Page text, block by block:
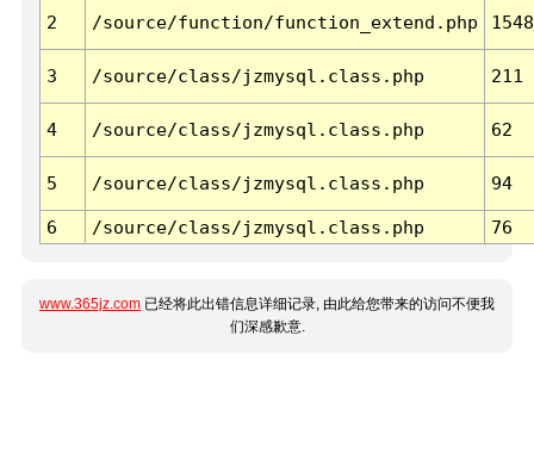
2 /source/function/function_extend.php 1548
3 /source/class/jzmysql.class.php 211
4 /source/class/jzmysql.class.php 62
5 /source/class/jzmysql.class.php 94
6 /source/class/jzmysql.class.php 76
www.365jz.com 已经将此出错信息详细记录, 由此给您带来的访问不便我
们深感歉意.